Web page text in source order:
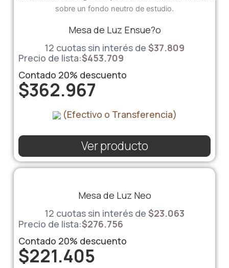
Mesa de Luz Ensue?o
12 cuotas sin interés de $37.809
Precio de lista:$453.709
Contado 20% descuento
$362.967
(Efectivo o Transferencia)
Ver producto
Mesa de Luz Neo
12 cuotas sin interés de $23.063
Precio de lista:$276.756
Contado 20% descuento
$221.405